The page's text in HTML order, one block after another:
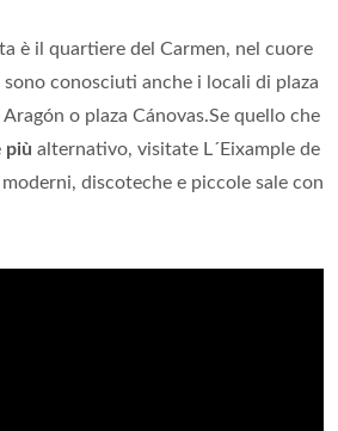
è il quartiere del Carmen, nel cuore
conosciuti anche i locali di plaza
o plaza Cánovas.Se quello che
più alternativo, visitate L´Eixample de
discoteche e piccole sale con